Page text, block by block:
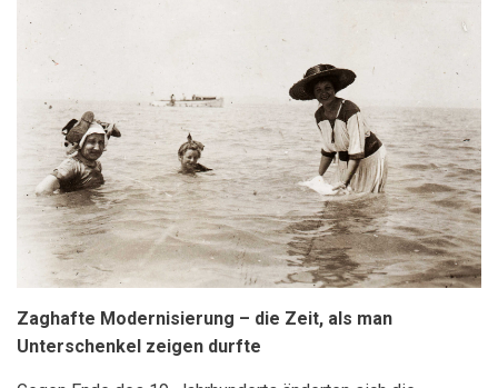
Zaghafte Modernisierung – die Zeit, als man
Unterschenkel zeigen durfte